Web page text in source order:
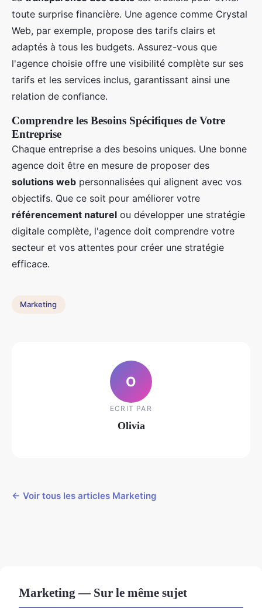
toute surprise financière. Une agence comme Crystal
Web, par exemple, propose des tarifs clairs et
adaptés à tous les budgets. Assurez-vous que
l'agence choisie offre une visibilité complète sur ses
tarifs et les services inclus, garantissant ainsi une
relation de confiance.
Comprendre les Besoins Spécifiques de Votre
Entreprise
Chaque entreprise a des besoins uniques. Une bonne
agence doit être en mesure de proposer des
solutions web personnalisées qui alignent avec vos
objectifs. Que ce soit pour améliorer votre
référencement naturel ou développer une stratégie
digitale complète, l'agence doit comprendre votre
secteur et vos attentes pour créer une stratégie
efficace.
Marketing
O
ECRIT PAR
Olivia
← Voir tous les articles Marketing
Marketing — Sur le même sujet